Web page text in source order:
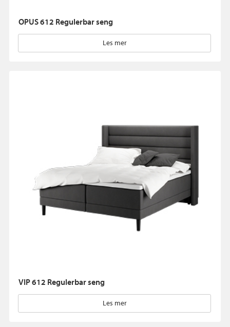
OPUS 612 Regulerbar seng
Les mer
VIP 612 Regulerbar seng
Les mer